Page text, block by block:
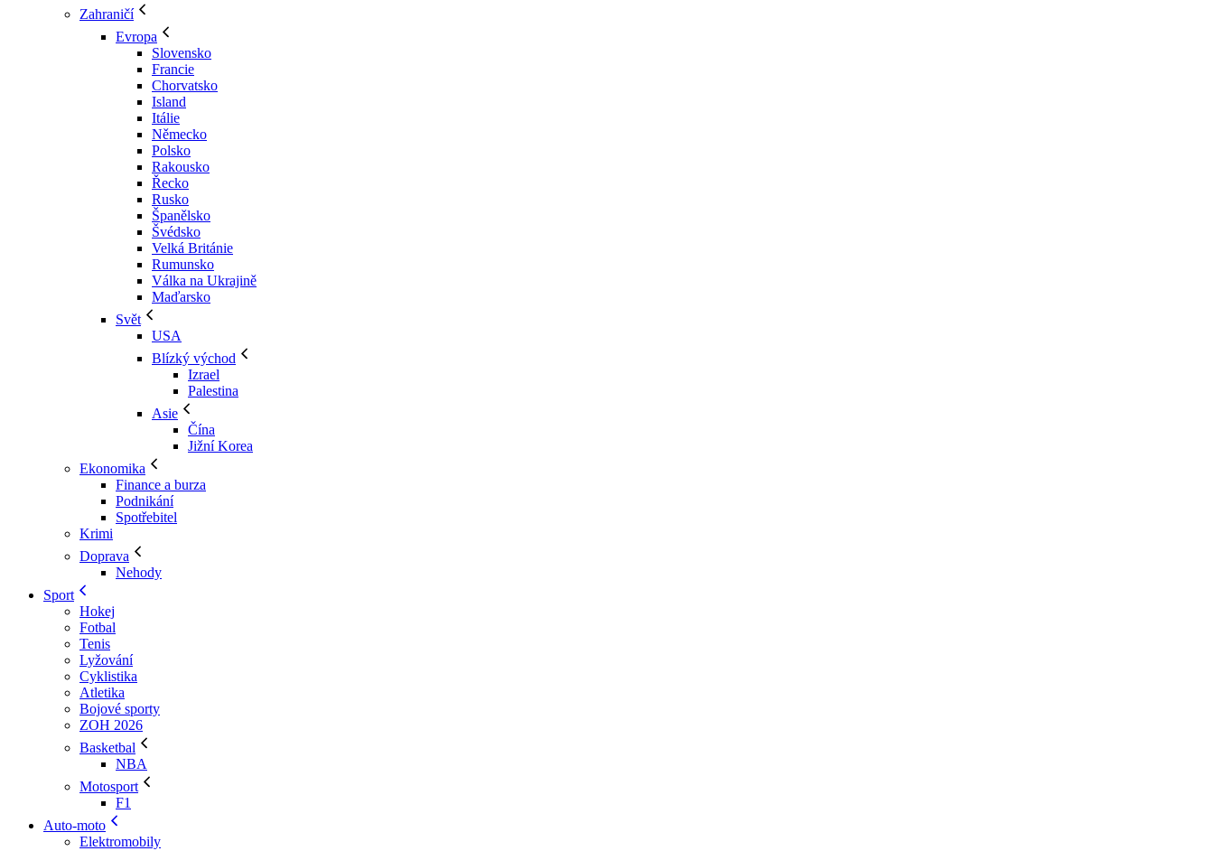
Zahraničí
Evropa
Slovensko
Francie
Chorvatsko
Island
Itálie
Německo
Polsko
Rakousko
Řecko
Rusko
Španělsko
Švédsko
Velká Británie
Rumunsko
Válka na Ukrajině
Maďarsko
Svět
USA
Blízký východ
Izrael
Palestina
Asie
Čína
Jižní Korea
Ekonomika
Finance a burza
Podnikání
Spotřebitel
Krimi
Doprava
Nehody
Sport
Hokej
Fotbal
Tenis
Lyžování
Cyklistika
Atletika
Bojové sporty
ZOH 2026
Basketbal
NBA
Motosport
F1
Auto-moto
Elektromobily